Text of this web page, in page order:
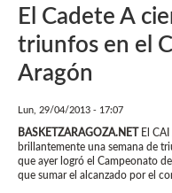
El Cadete A
triunfos en el
Aragón
Lun, 29/04/2013 - 17:07
BASKETZARAGOZA.NETEl CAI
brillantemente una semana de
que ayer logró el Campeonato
que sumar el alcanzado por el